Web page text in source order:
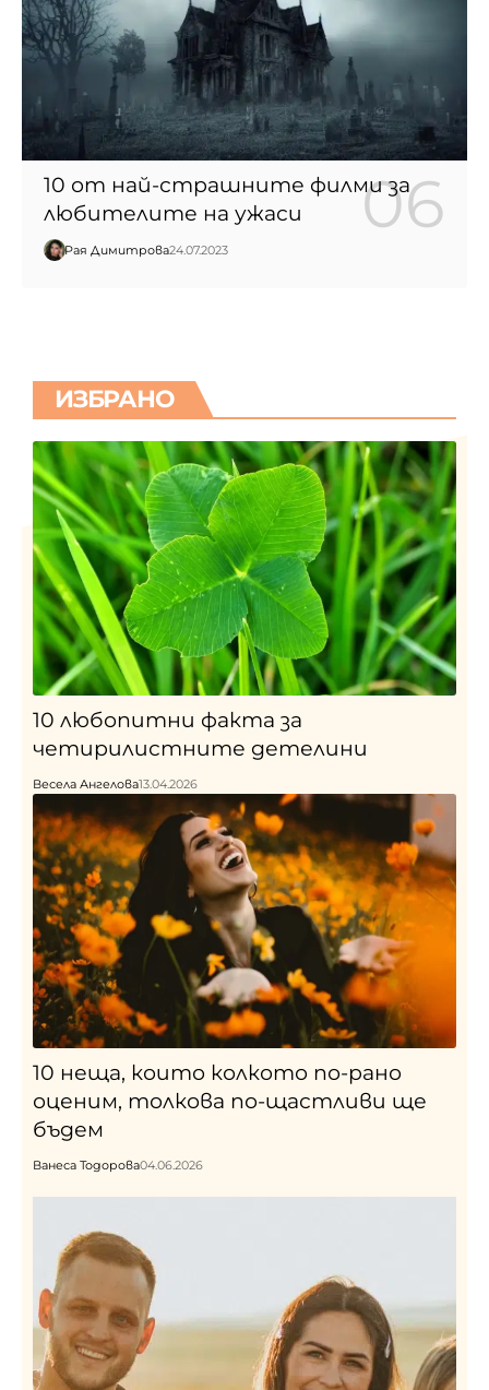
10 от най-страшните филми за
любителите на ужаси
Рая Димитрова24.07.2023
ИЗБРАНО
10 любопитни факта за
четирилистните детелини
Весела Ангелова13.04.2026
10 неща, които колкото по-рано
оценим, толкова по-щастливи ще
бъдем
Ванеса Тодорова04.06.2026